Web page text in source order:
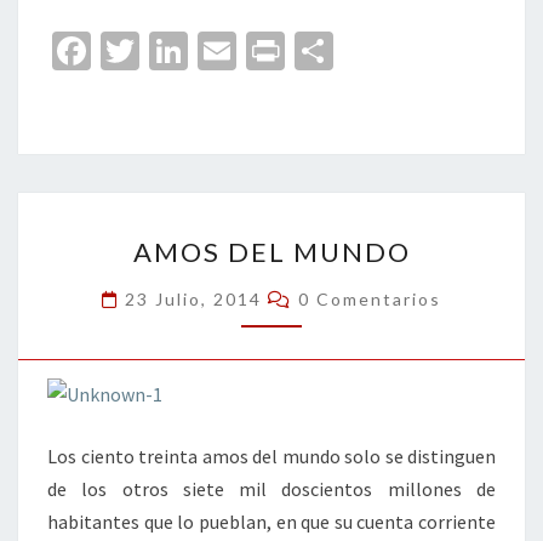
Fa
o
o
T
er
Li
dI
n
E
l
Pr
p
ar
tir
DEL
MUNDO
AMOS DEL MUNDO
23 Julio, 2014 Comentarios
0 Comentarios
Los ciento treinta amos del mundo solo se distinguen
de los otros siete mil doscientos millones de
habitantes que lo pueblan, en que su cuenta corriente